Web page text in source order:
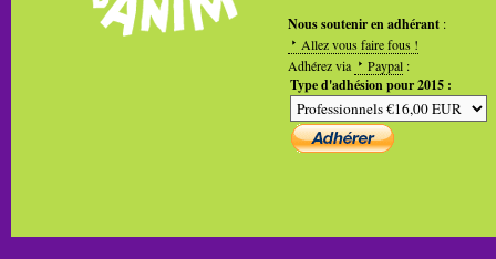
Nous soutenir en adhérant :
Allez vous faire fous !
Adhérez via
Paypal :
Type d'adhésion pour 2015 :